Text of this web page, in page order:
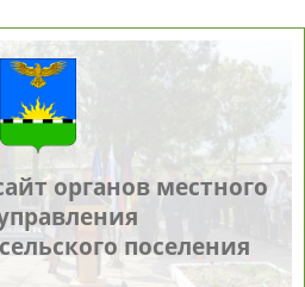
органов местного
поселения